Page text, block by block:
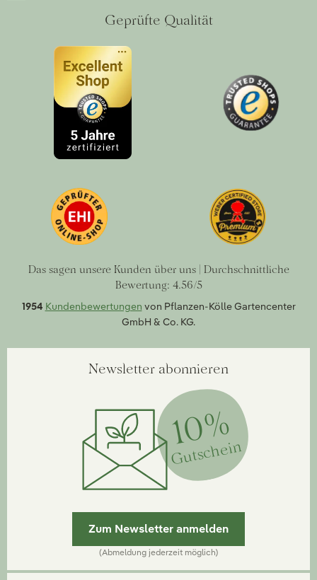
Geprüfte Qualität
Das sagen unsere Kunden über uns | Durchschnittliche
Bewertung: 4.56/5
1954 Kundenbewertungen von Pflanzen-Kölle Gartencenter
GmbH & Co. KG.
Newsletter abonnieren
10%
Gutschein
Zum Newsletter anmelden
(Abmeldung jederzeit möglich)